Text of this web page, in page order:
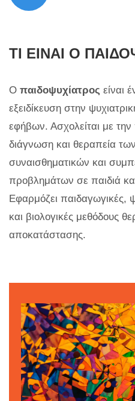
ΤΙ ΕΙΝΑΙ Ο
Ο παιδοψυχίατρος είναι
εξειδίκευση στην
εφήβων. Ασχολείται με
διάγνωση και θεραπεία
συναισθηματικών και
προβλημάτων σε παιδιά
Εφαρμόζει παιδαγωγικές,
και βιολογικές μεθόδους
αποκατάστασης.